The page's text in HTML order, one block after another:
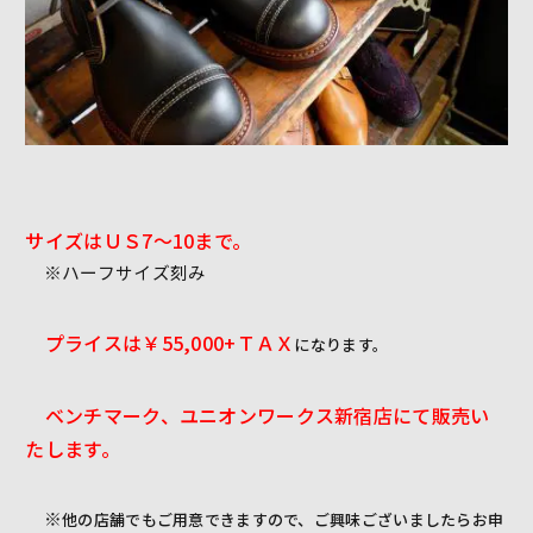
サイズはＵＳ7～10まで。
※ハーフサイズ刻み
プライスは￥55,000+ ＴＡＸ になります。
ベンチマーク、ユニオンワークス新宿店にて販売い
たします。
※他の店舗でもご用意できますので、ご興味ございましたらお申